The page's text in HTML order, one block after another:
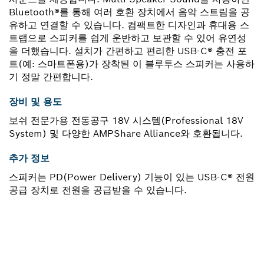
Bluetooth®를 통해 여러 호환 장치에서 음악 스트림을 공
유하고 연결할 수 있습니다. 컴팩트한 디자인과 휴대용 스
트랩으로 스피커를 쉽게 운반하고 보관할 수 있어 유연성
을 더했습니다. 설치가 간편하고 편리한 USB-C® 충전 포
트(예: 스마트폰용)가 장착된 이 블루투스 스피커는 사용하
기 정말 간편합니다.
장비 및 용도
보쉬 전문가용 전동공구 18V 시스템(Professional 18V
System) 및 다양한 AMPShare Alliance와 호환됩니다.
추가 정보
스피커는 PD(Power Delivery) 기능이 있는 USB-C® 전원
공급 장치로 전원을 공급받을 수 있습니다.